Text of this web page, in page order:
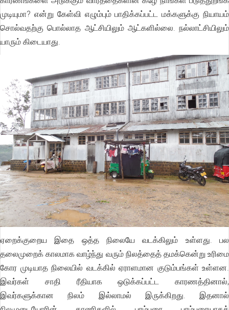
முடியுமா? என்று கேள்வி எழும்பும் பாதிக்கப்பட்ட மக்களுக்கு நியாயம்
சொல்வதற்கு பொல்லாத ஆட்சியிலும் ஆட்களில்லை. நல்லாட்சியிலும்
யாரும் கிடையாது.
ஏறைக்குறைய இதை ஒத்த நிலையே வடக்கிலும் உள்ளது. பல
தலைமுறைக் காலமாக வாழ்ந்து வரும் நிலத்தைத் தமக்கென்று உரிமை
கோர முடியாத நிலையில் வடக்கில் ஏராளமான குடும்பங்கள் உள்ளன.
இவர்கள் சாதி ரீதியாக ஒடுக்கப்பட்ட காரணத்தினால்,
இவர்களுக்கான நிலம் இல்லாமல் இருக்கிறது. இதனால்